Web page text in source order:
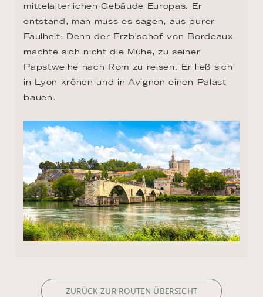
mittelalterlichen Gebäude Europas. Er
entstand, man muss es sagen, aus purer
Faulheit: Denn der Erzbischof von Bordeaux
machte sich nicht die Mühe, zu seiner
Papstweihe nach Rom zu reisen. Er ließ sich
in Lyon krönen und in Avignon einen Palast
bauen.
ZURÜCK ZUR ROUTEN ÜBERSICHT